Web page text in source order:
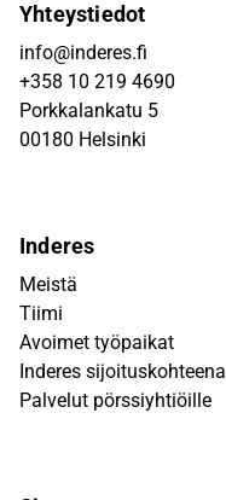
Yhteystiedot
info@inderes.fi
+358 10 219 4690
Porkkalankatu 5
00180 Helsinki
Inderes
Meistä
Tiimi
Avoimet työpaikat
Inderes sijoituskohteena
Palvelut pörssiyhtiöille